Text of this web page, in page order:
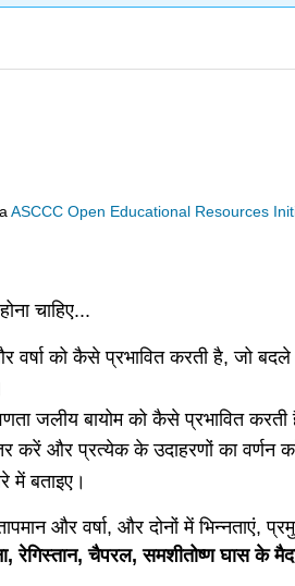
ASCCC Open Educational Resources
चाहिए...
को कैसे प्रभावित करती है, जो बदले
जलीय बायोम को कैसे प्रभावित करती
करें और प्रत्येक के उदाहरणों का वर्णन
में बताइए।
और वर्षा, और दोनों में
रेगिस्तान, चैपरल, समशीतोष्ण घास के